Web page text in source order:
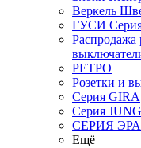
Веркель
ГУСИ
Распродажа
РЕТРО
Розетки и
Серия GIRA
Серия JUNG
СЕРИЯ ЭРА
Ещё